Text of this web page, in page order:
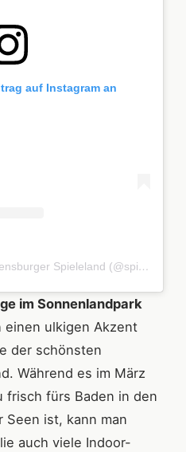
auf Instagram an
Ein Beitrag geteilt von Ravensburger Spieleland (@spieleland)
im Sonnenlandpark
einen ulkigen Akzent
der schönsten
Während es im März
frisch fürs Baden in den
Seen ist, kann man
auch viele Indoor-